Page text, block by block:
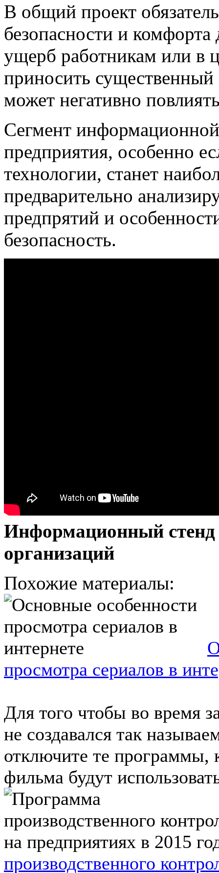
В общий проект
безопасности и
ущерб работникам или в
приносить
может негативно
Сегмент
предприятия, особенно
технологии, станет
предварительно
предпрятий и
безопасность.
Информационный стенд
организаций
Похожие материалы:
просмотра сериалов в
Для того чтобы во время
не создавался так
отключите те программы,
фильма будут
производственного